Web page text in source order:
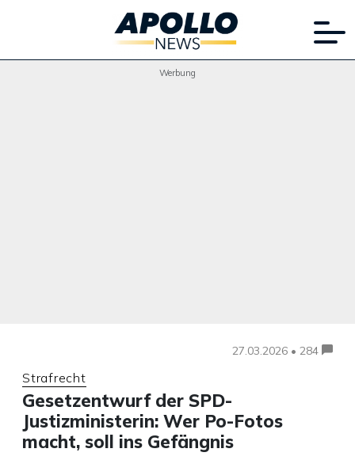
Werbung
27.03.2026 • 284
Strafrecht
Gesetzentwurf der SPD-
Justizministerin: Wer Po-Fotos
macht, soll ins Gefängnis